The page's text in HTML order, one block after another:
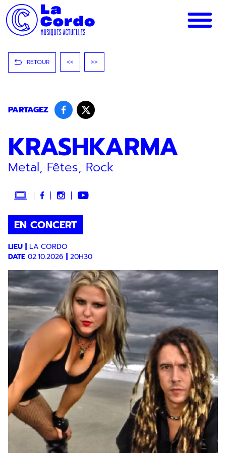
Panneau de gestion des cookies
RETOUR << >>
PARTAGEZ
KRASHKARMA
Metal, Fêtes, Rock
EN CONCERT
LIEU
LA CORDO
DATE 02.10.2026 20H30